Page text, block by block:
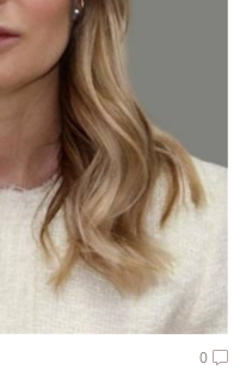
0